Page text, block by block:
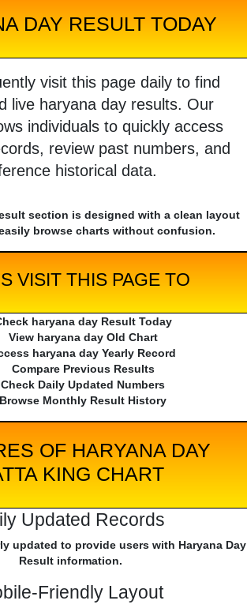
DAY RESULT TODAY
visit this page daily to find
live haryana day results. Our
individuals to quickly access
review past numbers, and
historical data.
section is designed with a clean layout
browse charts without confusion.
VISIT THIS PAGE TO
haryana day Result Today
View haryana day Old Chart
haryana day Yearly Record
Compare Previous Results
Check Daily Updated Numbers
Browse Monthly Result History
OF HARYANA DAY
KING CHART
Updated Records
updated to provide users with Haryana Day
Result information.
Friendly Layout